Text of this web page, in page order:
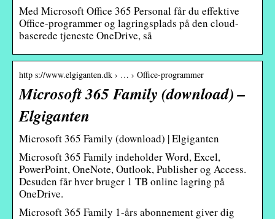
Med Microsoft Office 365 Personal får du effektive
Office-programmer og lagringsplads på den cloud-
baserede tjeneste OneDrive, så
http s://www.elgiganten.dk › … › Office-programmer
Microsoft 365 Family (download) –
Elgiganten
Microsoft 365 Family (download) | Elgiganten
Microsoft 365 Family indeholder Word, Excel,
PowerPoint, OneNote, Outlook, Publisher og Access.
Desuden får hver bruger 1 TB online lagring på
OneDrive.
Microsoft 365 Family 1-års abonnement giver dig